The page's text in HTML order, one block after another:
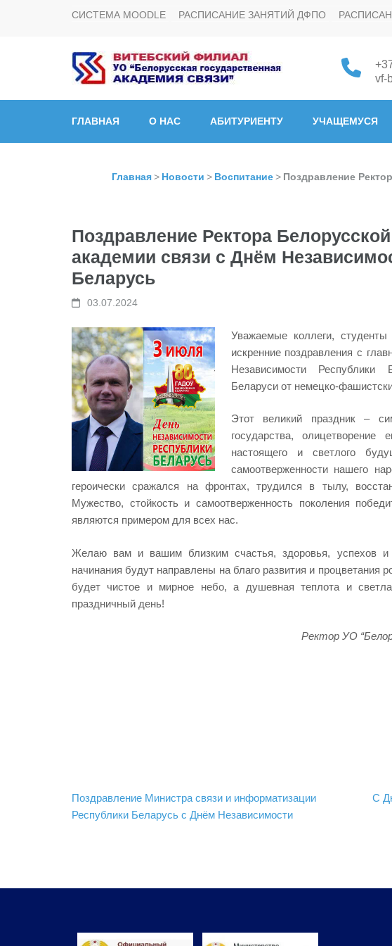
СИСТЕМА MOODLE РАСПИСАНИЕ ЗАНЯТИЙ ДФПО
Витебский филиал УО
vf-
ГЛАВНАЯ О НАС АБИТУРИЕНТУ УЧАЩЕМУСЯ
Главная> Новости > Воспитание> Поздравление
Поздравление Ректора
академии связи с Днём
Беларусь
03.07.2024
Уважаемые коллеги,
искренние поздравления с
Независимости
Беларуси от немецко-
Этот великий праздник –
государства, олицетворение
настоящего и светлого
самоотверженности нашего
героически сражался на фронтах, трудился в тылу,
Мужество, стойкость и самоотверженность поколения
являются примером для всех нас.
Желаю вам и вашим близким счастья, здоровья, успехов
начинания будут направлены на благо развития и процветания
будет чистое и мирное небо, а душевная теплота и
праздничный день!
Ректор УО
Навигация
по
Поздравление Министра связи и информатизации
Республики Беларусь с Днём Независимости
С